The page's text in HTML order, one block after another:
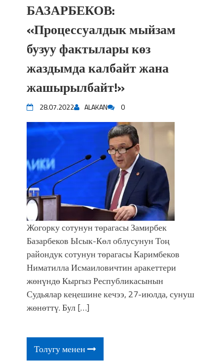
БАЗАРБЕКОВ:
«Процессуалдык мыйзам
бузуу фактылары көз
жаздымда калбайт жана
жашырылбайт!»
28.07.2022 ALAKAN 0
Жогорку сотунун төрагасы Замирбек
Базарбеков Ысык-Көл облусунун Тоң
райондук сотунун төрагасы Каримбеков
Ниматилла Исмаиловичтин аракеттери
жөнүндө Кыргыз Республикасынын
Судьялар кеңешине кечээ, 27-июлда, сунуш
жөнөттү. Бул […]
Толугу менен